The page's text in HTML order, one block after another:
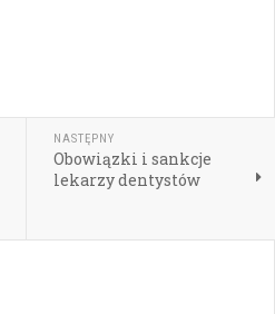
NASTĘPNY
Obowiązki i sankcje
lekarzy dentystów